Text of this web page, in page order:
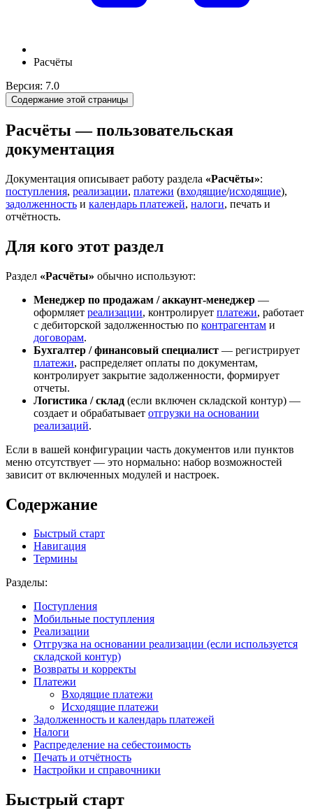
Расчёты
Версия: 7.0
Содержание этой страницы
Расчёты — пользовательская
документация
Документация описывает работу раздела «Расчёты»:
поступления, реализации, платежи (входящие/исходящие),
задолженность и календарь платежей, налоги, печать и
отчётность.
Для кого этот раздел
Раздел «Расчёты» обычно используют:
Менеджер по продажам / аккаунт-менеджер —
оформляет реализации, контролирует платежи, работает
с дебиторской задолженностью по контрагентам и
договорам.
Бухгалтер / финансовый специалист — регистрирует
платежи, распределяет оплаты по документам,
контролирует закрытие задолженности, формирует
отчеты.
Логистика / склад (если включен складской контур) —
создает и обрабатывает отгрузки на основании
реализаций.
Если в вашей конфигурации часть документов или пунктов
меню отсутствует — это нормально: набор возможностей
зависит от включенных модулей и настроек.
Содержание
Быстрый старт
Навигация
Термины
Разделы:
Поступления
Мобильные поступления
Реализации
Отгрузка на основании реализации (если используется
складской контур)
Возвраты и корректы
Платежи
Входящие платежи
Исходящие платежи
Задолженность и календарь платежей
Налоги
Распределение на себестоимость
Печать и отчётность
Настройки и справочники
Быстрый старт